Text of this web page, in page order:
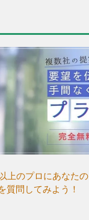
上のプロにあなたの
質問してみよう！